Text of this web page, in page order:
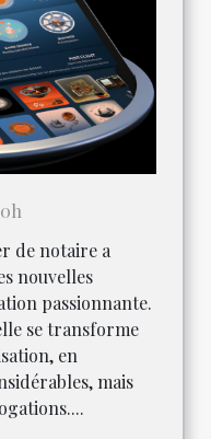
de notaire a
nouvelles
passionnante.
se transforme
en
mais